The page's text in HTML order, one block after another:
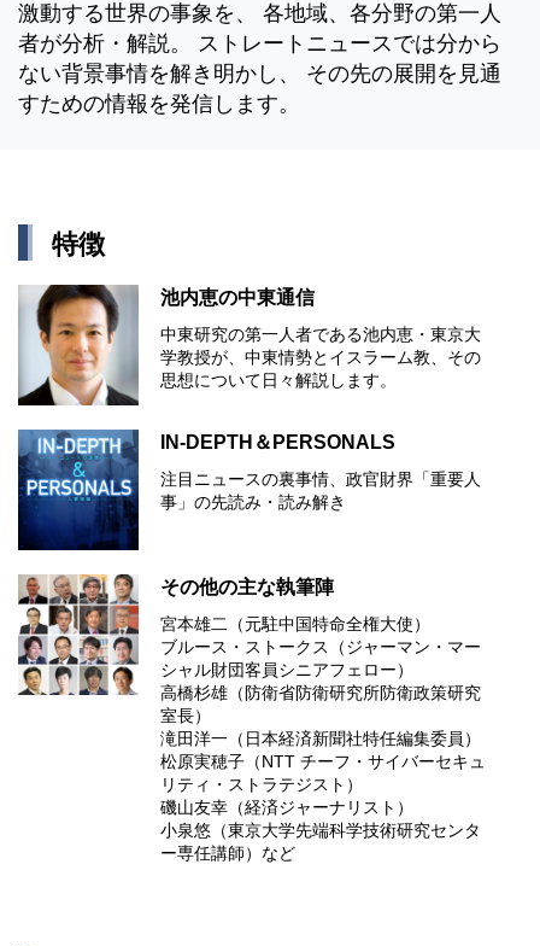
激動する世界の事象を、 各地域、各分野の第一人
者が分析・解説。 ストレートニュースでは分から
ない背景事情を解き明かし、 その先の展開を見通
すための情報を発信します。
特徴
池内恵の中東通信
中東研究の第⼀⼈者である池内恵・東京⼤
学教授が、中東情勢とイスラーム教、その
思想について⽇々解説します。
IN-DEPTH＆PERSONALS
注目ニュースの裏事情、政官財界「重要人
事」の先読み・読み解き
その他の主な執筆陣
宮本雄二（元駐中国特命全権大使）
ブルース・ストークス（ジャーマン・マー
シャル財団客員シニアフェロー）
高橋杉雄（防衛省防衛研究所防衛政策研究
室長）
滝田洋一（日本経済新聞社特任編集委員）
松原実穂子（NTT チーフ・サイバーセキュ
リティ・ストラテジスト）
磯山友幸（経済ジャーナリスト）
小泉悠（東京大学先端科学技術研究センタ
ー専任講師）など